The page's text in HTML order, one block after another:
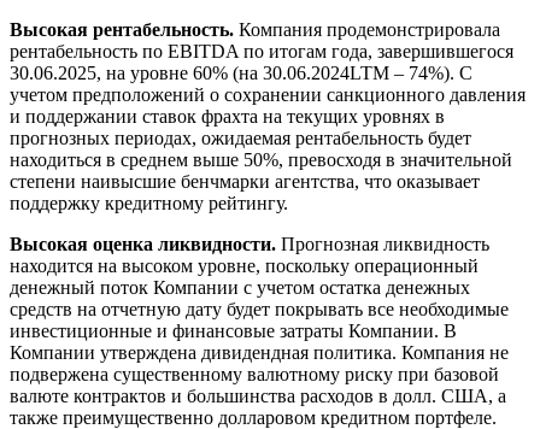
Высокая рентабельность. Компания продемонстрировала
рентабельность по EBITDA по итогам года, завершившегося
30.06.2025, на уровне 60% (на 30.06.2024LTM – 74%). С
учетом предположений о сохранении санкционного давления
и поддержании ставок фрахта на текущих уровнях в
прогнозных периодах, ожидаемая рентабельность будет
находиться в среднем выше 50%, превосходя в значительной
степени наивысшие бенчмарки агентства, что оказывает
поддержку кредитному рейтингу.
Высокая оценка ликвидности. Прогнозная ликвидность
находится на высоком уровне, поскольку операционный
денежный поток Компании с учетом остатка денежных
средств на отчетную дату будет покрывать все необходимые
инвестиционные и финансовые затраты Компании. В
Компании утверждена дивидендная политика. Компания не
подвержена существенному валютному риску при базовой
валюте контрактов и большинства расходов в долл. США, а
также преимущественно долларовом кредитном портфеле.